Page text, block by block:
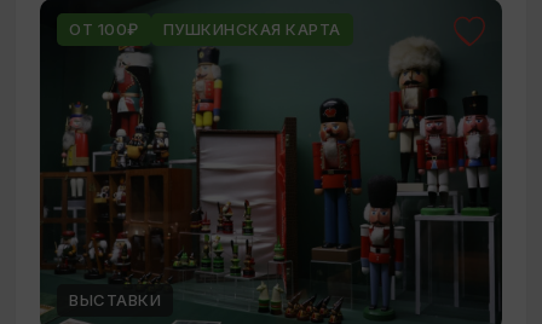
ОТ 100₽ ПУШКИНСКАЯ КАРТА
ВЫСТАВКИ